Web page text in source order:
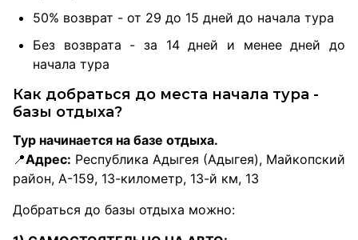
50% возврат - от 29 до 15 дней до начала тура
Без возврата - за 14 дней и менее дней до
начала тура
Как добраться до места начала тура -
базы отдыха?
Тур начинается на базе отдыха.
📍Адрес: Республика Адыгея (Адыгея), Майкопский
район, А-159, 13-километр, 13-й км, 13
Добраться до базы отдыха можно: